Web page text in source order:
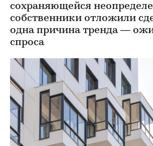
сохраняющейся
собственники отложили
одна причина тренда —
спроса